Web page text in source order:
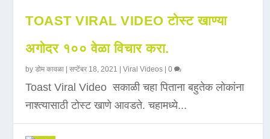
TOAST VIRAL VIDEO टोस्ट खाण्या
अगोदर १०० वेळा विचार करा.
byडोम कावळा |सप्टेंबर 18, 2021 |Viral Videos |0
Toast Viral Video सकाळी चहा पिताना बहुतेक लोकांना
नाश्त्यासाठी टोस्ट खाणे आवडते. चहामध्ये...